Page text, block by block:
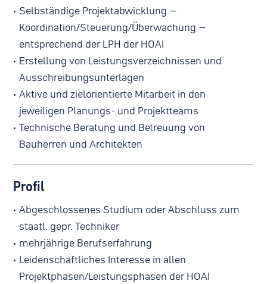
Selbständige Projektabwicklung –
Koordination/Steuerung/Überwachung –
entsprechend der LPH der HOAI
Erstellung von Leistungsverzeichnissen und
Ausschreibungsunterlagen
Aktive und zielorientierte Mitarbeit in den
jeweiligen Planungs- und Projektteams
Technische Beratung und Betreuung von
Bauherren und Architekten
Profil
Abgeschlossenes Studium oder Abschluss zum
staatl. gepr. Techniker
mehrjährige Berufserfahrung
Leidenschaftliches Interesse in allen
Projektphasen/Leistungsphasen der HOAI